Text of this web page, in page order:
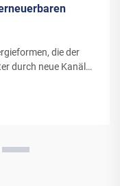
die der
durch neue Kanäle